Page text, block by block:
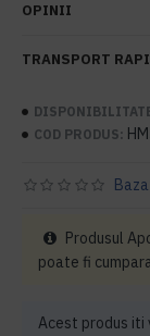
OPINII
TRANSPORT
COD PRODUS:
Acest produs iti
Produsul
poate fi